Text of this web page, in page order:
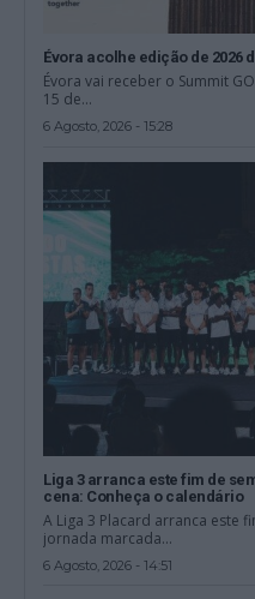
Évora acolhe edição de 2026
Évora vai receber o Summit
15 de...
6 Agosto, 2026 - 15:28
Liga 3 arranca este fim de
cena: Conheça o calendário
A Liga 3 Placard arranca este
jornada marcada...
6 Agosto, 2026 - 14:51